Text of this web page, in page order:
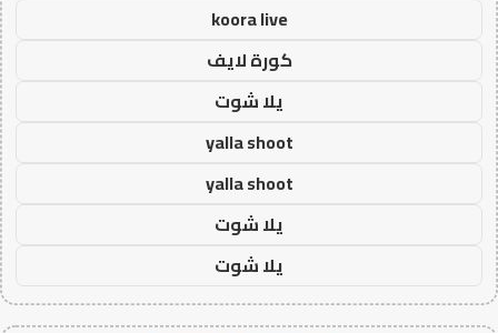
koora live
كورة لايف
يلا شوت
yalla shoot
yalla shoot
يلا شوت
يلا شوت